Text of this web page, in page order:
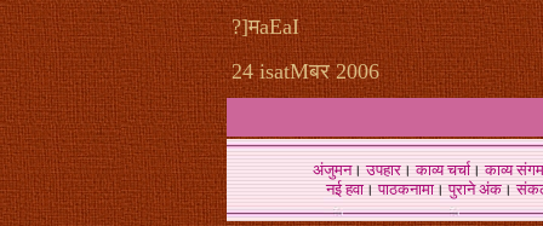
?]मaEaI
24 isatMबर 2006
अंजुमन।उपहार।काव्य चर्चा।काव्य संगम
नई हवा। पाठकनामा। पुराने अंक।